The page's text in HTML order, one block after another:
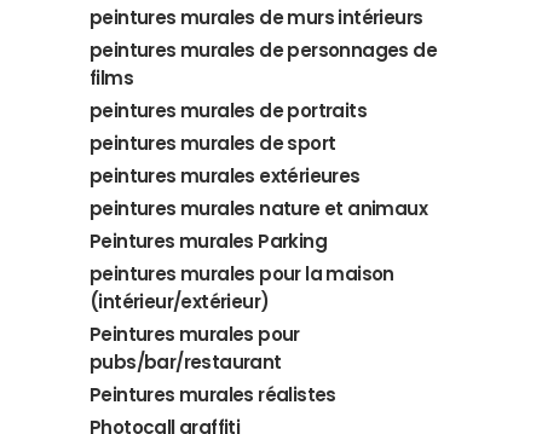
peintures murales de murs intérieurs
peintures murales de personnages de
films
peintures murales de portraits
peintures murales de sport
peintures murales extérieures
peintures murales nature et animaux
Peintures murales Parking
peintures murales pour la maison
(intérieur/extérieur)
Peintures murales pour
pubs/bar/restaurant
Peintures murales réalistes
Photocall graffiti